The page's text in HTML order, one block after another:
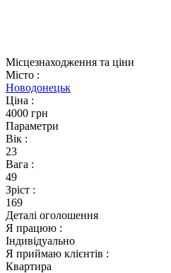
Місцезнаходження та ціни
Місто :
Новодонецьк
Ціна :
4000 грн
Параметри
Вік :
23
Вага :
49
Зріст :
169
Деталі оголошення
Я працюю :
Індивідуально
Я приймаю клієнтів :
Квартира